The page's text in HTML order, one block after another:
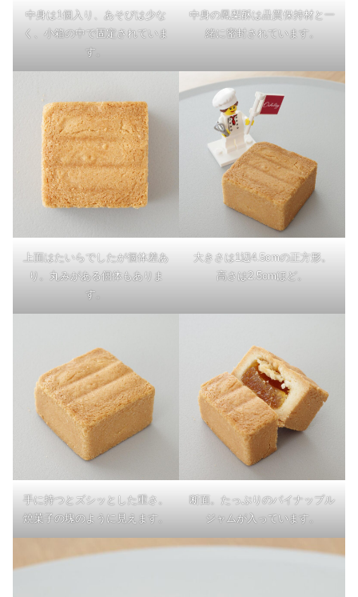
中身は1個入り、あそびは少な
く、小箱の中で固定されていま
す。
中身の鳳梨酥は品質保持材と一
緒に密封されています。
上面はたいらでしたが個体差あ
り。丸みがある個体もありま
す。
大きさは1辺4.5cmの正方形。
高さは2.5cmほど。
手に持つとズシッとした重さ。
焼菓子の塊のように見えます。
断面。たっぷりのパイナップル
ジャムが入っています。